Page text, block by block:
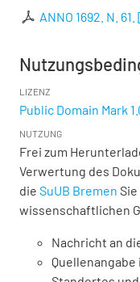
ANNO 1692. N. 61. [
LIZENZ
Public Domain Mark
NUTZUNG
Frei zum
Verwertung des
die SuUB Bremen
wissenschaftlichen
Nachricht an